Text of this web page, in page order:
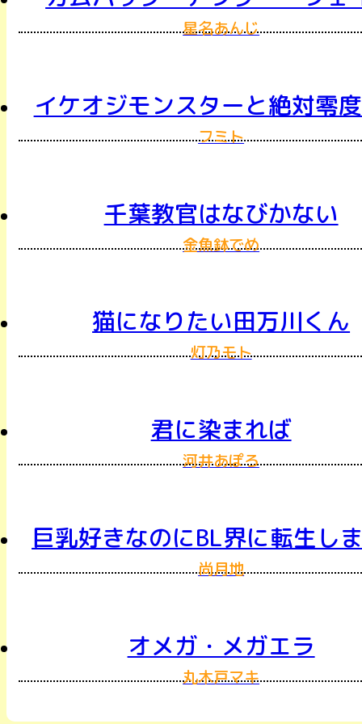
星名あんじ
イケオジモンスターと絶対零
フミト
千葉教官はなびかない
金魚鉢でめ
猫になりたい田万川くん
灯乃モト
君に染まれば
河井あぽろ
巨乳好きなのにBL界に転生し
尚月地
オメガ・メガエラ
丸木戸マキ